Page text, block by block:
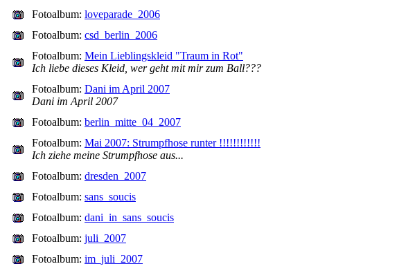
Fotoalbum: loveparade_2006
Fotoalbum: csd_berlin_2006
Fotoalbum: Mein Lieblingskleid "Traum in Rot"
Ich liebe dieses Kleid, wer geht mit mir zum Ball???
Fotoalbum: Dani im April 2007
Dani im April 2007
Fotoalbum: berlin_mitte_04_2007
Fotoalbum: Mai 2007: Strumpfhose runter !!!!!!!!!!!!
Ich ziehe meine Strumpfhose aus...
Fotoalbum: dresden_2007
Fotoalbum: sans_soucis
Fotoalbum: dani_in_sans_soucis
Fotoalbum: juli_2007
Fotoalbum: im_juli_2007